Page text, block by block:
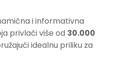
i informativna
privlači više od 30.000
idealnu priliku za